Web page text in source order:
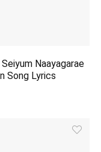
Seiyum Naayagarae
Song Lyrics